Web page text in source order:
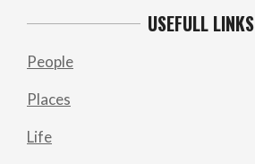
USEFULL LINKS
People
Places
Life